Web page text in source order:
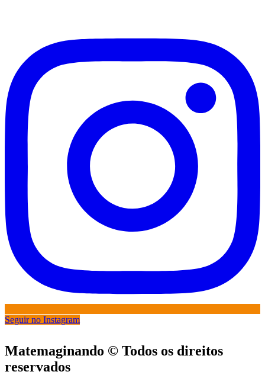
Seguir no Instagram
Matemaginando © Todos os direitos
reservados